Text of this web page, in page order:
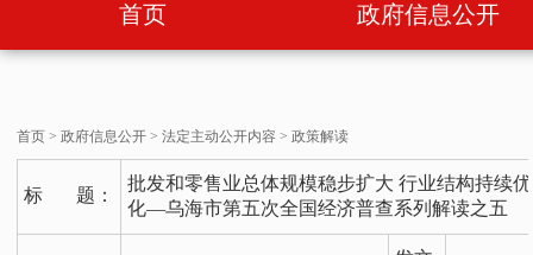
首页 政府信息公开
首页 >政府信息公开 >法定主动公开内容 >政策解读
标 题：
批发和零售业总体规模稳步扩大 行业结构持续优
化—乌海市第五次全国经济普查系列解读之五